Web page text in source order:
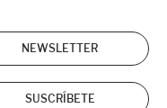
NEWSLETTER
SUSCRÍBETE